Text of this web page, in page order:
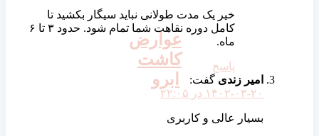
عوارض
کاشت
ابرو
خیر یک مدت طولانی نباید سیگار بکشید تا
کامل دوره نقاهت شما تمام شود. حدود ۳ تا ۶
ماه.
پاسخ
امیر زندی گفت:
۱۴۰۲-۰۳-۲۰ در ۲۲:۰۵
بسیار عالی و کاربری